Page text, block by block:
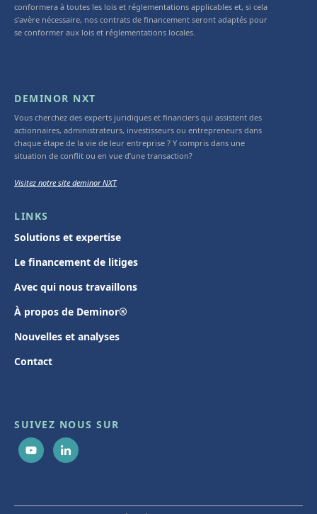
conformera à toutes les lois et réglementations applicables et, si cela
s’avère nécessaire, nos contrats de financement seront adaptés pour
se conformer aux lois et réglementations locales.
DEMINOR NXT
Vous cherchez des experts juridiques et financiers qui assistent des
actionnaires, administrateurs, investisseurs ou entrepreneurs dans
chaque étape de la vie de leur entreprise ? Y compris dans une
situation de conflit ou en vue d’une transaction?
Visitez notre site deminor NXT
LINKS
Solutions et expertise
Le financement de litiges
Avec qui nous travaillons
À propos de Deminor®
Nouvelles et analyses
Contact
SUIVEZ NOUS SUR